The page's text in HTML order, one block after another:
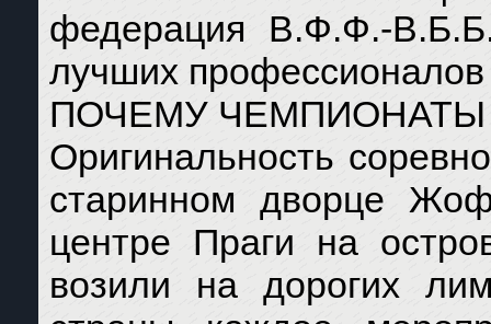
федерация В.Ф.Ф.-
лучших
ПОЧЕМУ
Оригинальность
старинном дворце
центре Праги на
возили на дорогих